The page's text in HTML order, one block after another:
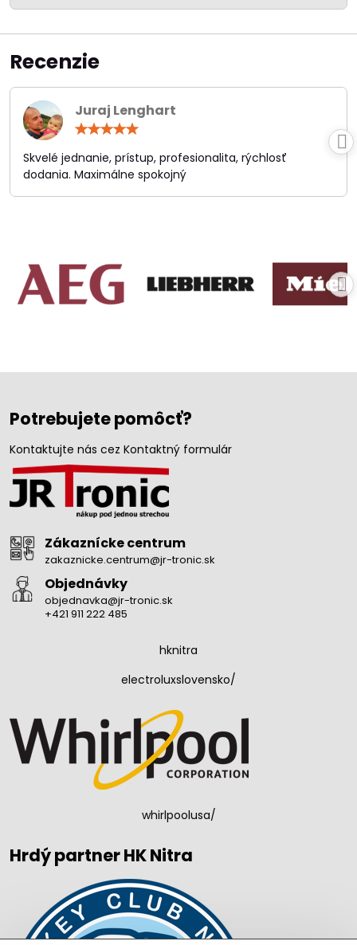
Recenzie
Juraj Lenghart
/
5
Skvelé jednanie, prístup, profesionalita, rýchlosť
dodania. Maximálne spokojný
Potrebujete pomôcť?
Kontaktujte nás cez Kontaktný formulár
Zákaznícke centrum
zakaznicke.centrum@jr-tronic.sk
Objednávky
objednavka@jr-tronic.sk
+421 911 222 485
hknitra
electroluxslovensko/
whirlpoolusa/
Hrdý partner HK Nitra